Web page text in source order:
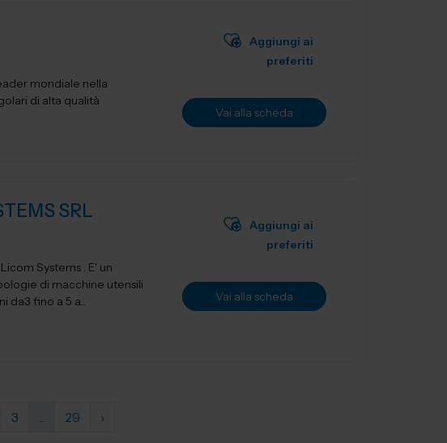
mondiale nella
di alta qualità
Aggiungi ai
preferiti
Vai alla scheda
SRL
di macchine utensili
da3 fino a 5 a...
Aggiungi ai
preferiti
Vai alla scheda
3 ... 29 ›